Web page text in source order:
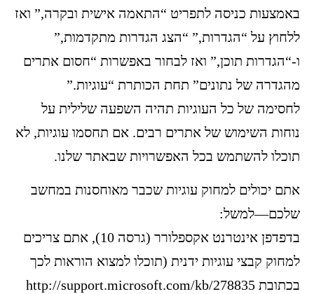
באמצעות כניסה לתפריט “התאמה אישית ובקרה,” ואז
ללחוץ על “הגדרות,” “הצג הגדרות מתקדמות,”
ו-“הגדרות תוכן,” ואז לבחור באפשרות “חסום אתרים
מהגדרה של נתונים” תחת הכותרת “עוגיות.”
לחסימה של כל העוגיות תהיה השפעה שלילית על
נוחות השימוש של אתרים רבים. אם תחסמו עוגיות, לא
תוכלו להשתמש בכל האפשרויות שבאתר שלנו.
אתם יכולים למחוק עוגיות שכבר מאוחסנות במחשב
שלכם—למשל:
בדפדפן אינטרנט אקספלורר (גרסה 10), אתם צריכים
למחוק קבצי עוגיות ידנית (תוכלו למצוא הוראות לכך
בכתובת http://support.microsoft.com/kb/278835